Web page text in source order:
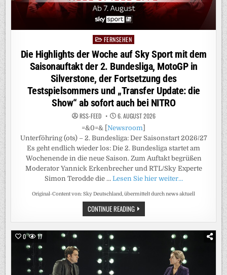
Posted
in
FERNSEHEN
Die Highlights der Woche auf Sky Sport mit dem
Saisonauftakt der 2. Bundesliga, MotoGP in
Silverstone, der Fortsetzung des
Testspielsommers und „Transfer Update: die
Show“ ab sofort auch bei NITRO
RSS-FEED 6. AUGUST 2026
=&0=& [ Newsroom
Unterföhring (ots) – 2. Bundesliga: Der Saisonstart 2026/27
Es geht endlich wieder los: Die 2. Bundesliga startet am
Wochenende in die neue Saison. Zum Auftakt begrüßen
Moderator Yannick Erkenbrecher und RTL/Sky Experte
Simon Terodde die … Lesen Sie hier weiter…
Original-Content von: Sky Deutschland, übermittelt durch news aktuell
CONTINUE READINGDIE
HIGHLIGHTS
DER
WOCHE
SPORT
MIT
SAISONAUFTAKT
0 17